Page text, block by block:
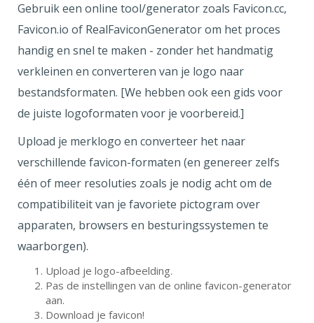
Gebruik een online tool/generator zoals Favicon.cc,
Favicon.io of RealFaviconGenerator om het proces
handig en snel te maken - zonder het handmatig
verkleinen en converteren van je logo naar
bestandsformaten. [We hebben ook een gids voor
de juiste logoformaten voor je voorbereid.]
Upload je merklogo en converteer het naar
verschillende favicon-formaten (en genereer zelfs
één of meer resoluties zoals je nodig acht om de
compatibiliteit van je favoriete pictogram over
apparaten, browsers en besturingssystemen te
waarborgen).
Upload je logo-afbeelding.
Pas de instellingen van de online favicon-generator
aan.
Download je favicon!